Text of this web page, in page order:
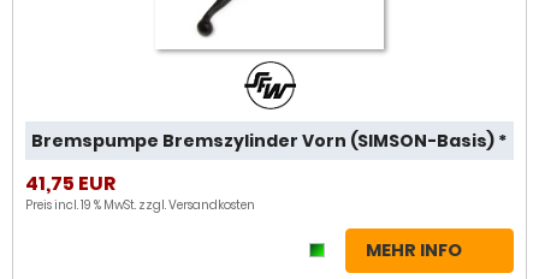
Bremspumpe Bremszylinder Vorn (SIMSON-Basis) *
41,75 EUR
Preis incl. 19 % MwSt. zzgl.Versandkosten
MEHR INFO